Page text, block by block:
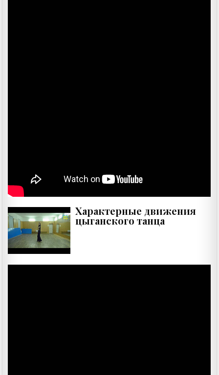
Характерные движения
цыганского танца